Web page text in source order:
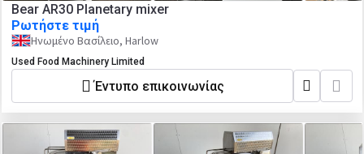
Bear AR30 Planetary mixer
Ρωτήστε τιμή
Ηνωμένο Βασίλειο, Harlow
Used Food Machinery Limited
Έντυπο επικοινωνίας